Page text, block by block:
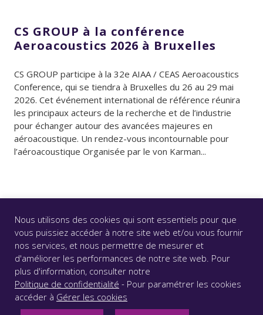
CS GROUP à la conférence
Aeroacoustics 2026 à Bruxelles
CS GROUP participe à la 32e AIAA / CEAS Aeroacoustics
Conference, qui se tiendra à Bruxelles du 26 au 29 mai
2026. Cet événement international de référence réunira
les principaux acteurs de la recherche et de l’industrie
pour échanger autour des avancées majeures en
aéroacoustique. Un rendez-vous incontournable pour
l’aéroacoustique Organisée par le von Karman...
© CS GROUP 2026. Tous droits réservés |
Mentions légales|Accessibilité : partiellement conforme
SUIVEZ-NOUS
Nous utilisons des cookies qui sont essentiels pour que
vous puissiez accéder à notre site web et/ou vous fournir
nos services, et nous permettre de mesurer et
d'améliorer les performances de notre site web. Pour
plus d'information, consulter notre
Politique de confidentialité - Pour paramétrer les cookies
accéder à Gérer les cookies